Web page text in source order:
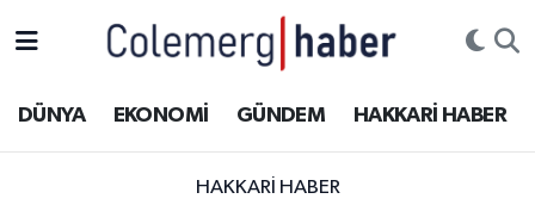
DÜNYA EKONOMİ GÜNDEM HAKKARİ HABER
HAKKARI HABER
ASAYİŞ
Hakkâri Hava Durumu